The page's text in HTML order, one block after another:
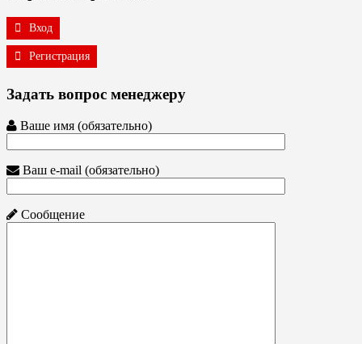
Вход
Регистрация
Задать вопрос менеджеру
Ваше имя (обязательно)
Ваш e-mail (обязательно)
Сообщение